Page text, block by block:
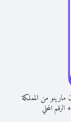
من المملكة
+الرقم المحلي